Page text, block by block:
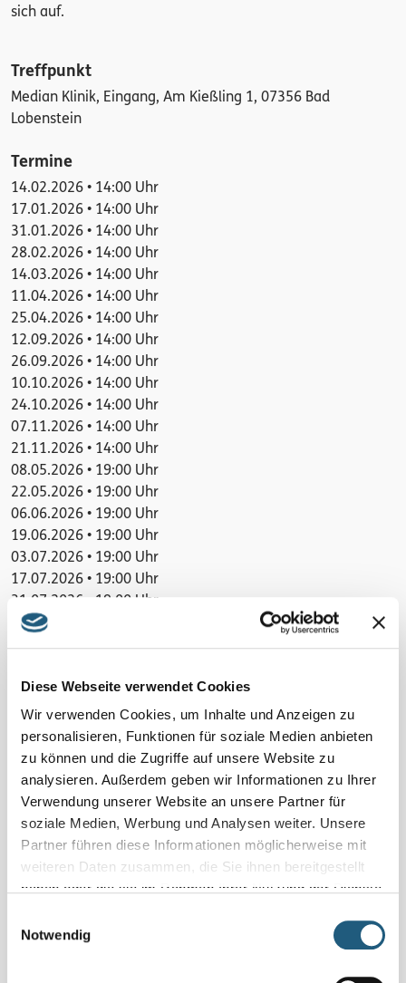
Diese Webseite verwendet Cookies
Wir verwenden Cookies, um Inhalte und Anzeigen zu
personalisieren, Funktionen für soziale Medien anbieten
zu können und die Zugriffe auf unsere Website zu
analysieren. Außerdem geben wir Informationen zu Ihrer
Verwendung unserer Website an unsere Partner für
soziale Medien, Werbung und Analysen weiter. Unsere
Partner führen diese Informationen möglicherweise mit
weiteren Daten zusammen, die Sie ihnen bereitgestellt
haben oder die sie im Rahmen Ihrer Nutzung der Dienste
Notwendig
sich auf.
Treffpunkt
Median Klinik, Eingang, Am Kießling 1, 07356 Bad
Lobenstein
Termine
14.02.2026 • 14:00 Uhr
17.01.2026 • 14:00 Uhr
31.01.2026 • 14:00 Uhr
28.02.2026 • 14:00 Uhr
14.03.2026 • 14:00 Uhr
11.04.2026 • 14:00 Uhr
25.04.2026 • 14:00 Uhr
12.09.2026 • 14:00 Uhr
26.09.2026 • 14:00 Uhr
10.10.2026 • 14:00 Uhr
24.10.2026 • 14:00 Uhr
07.11.2026 • 14:00 Uhr
21.11.2026 • 14:00 Uhr
08.05.2026 • 19:00 Uhr
22.05.2026 • 19:00 Uhr
06.06.2026 • 19:00 Uhr
19.06.2026 • 19:00 Uhr
03.07.2026 • 19:00 Uhr
17.07.2026 • 19:00 Uhr
31.07.2026 • 19:00 Uhr
Veranstaltung verpasst?
und vereinbaren Sie Ihr Naturerlebnis für sich und Ihre
Familie, Freundinnen und Freunde oder Ihr Kollegium
direkt mit den Veranstaltenden.
Details
1,5 h | 2 km | Skg: leicht | Sitzunterlage mitbringen | 10 € |
weitere Termine online
Region